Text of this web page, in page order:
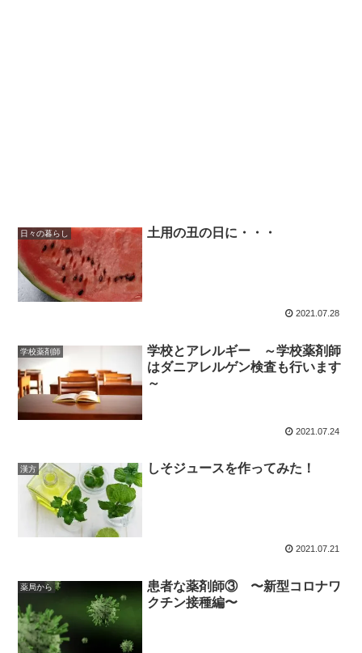
日々の暮らし 土用の丑の日に・・・
2021.07.28
学校薬剤師
学校とアレルギー ～学校薬剤師
はダニアレルゲン検査も行います
～
2021.07.24
漢方 しそジュースを作ってみた！
2021.07.21
薬局から
患者な薬剤師③ 〜新型コロナワ
クチン接種編〜